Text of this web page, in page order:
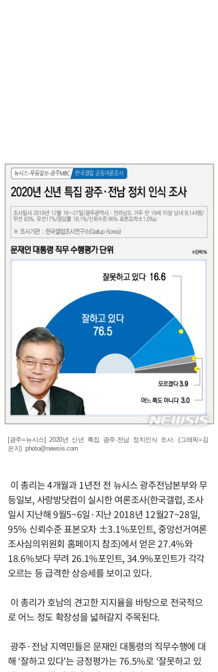
[광주=뉴시스] 2020년 신년 특집 광주·전남 정치인식 조사. (그래픽=김
은지) photo@newsis.com
이 총리는 4개월과 1년전 전 뉴시스 광주전남본부와 무
등일보, 사랑방닷컴이 실시한 여론조사(한국갤럽, 조사
일시 지난해 9월5~6일·지난 2018년 12월27~28일,
95% 신뢰수준 표본오차 ±3.1%포인트, 중앙선거여론
조사심의위원회 홈페이지 참조)에서 얻은 27.4%와
18.6%보다 무려 26.1%포인트, 34.9%포인트가 각각
오르는 등 급격한 상승세를 보이고 있다.
이 총리가 호남의 견고한 지지율을 바탕으로 전국적으
로 어느 정도 확장성을 넓혀갈지 주목된다.
광주·전남 지역민들은 문재인 대통령의 직무수행에 대
해 ‘잘하고 있다’는 긍정평가는 76.5%로 ‘잘못하고 있